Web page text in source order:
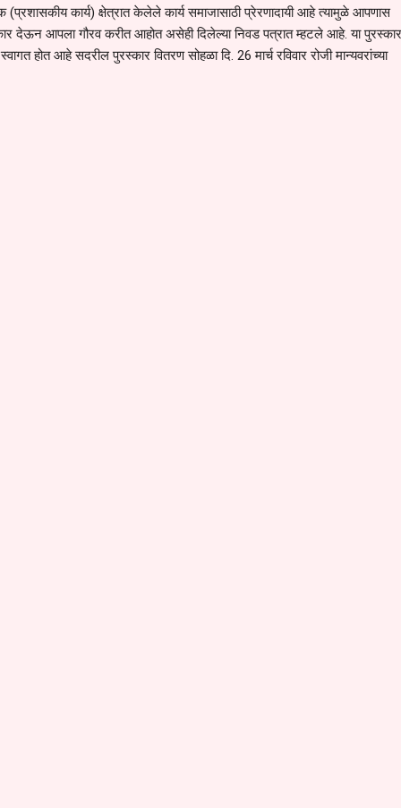
कार्य) क्षेत्रात केलेले कार्य समाजासाठी प्रेरणादायी आहे त्यामुळे आपणास
देऊन आपला गौरव करीत आहोत असेही दिलेल्या निवड पत्रात म्हटले आहे. या
होत आहे सदरील पुरस्कार वितरण सोहळा दि. 26 मार्च रविवार रोजी मान्यवरांच्या